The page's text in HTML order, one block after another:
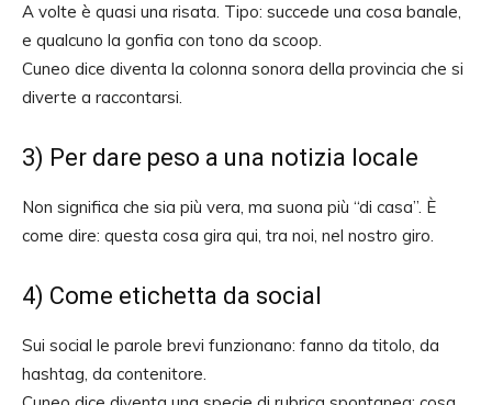
A volte è quasi una risata. Tipo: succede una cosa banale,
e qualcuno la gonfia con tono da scoop.
Cuneo dice diventa la colonna sonora della provincia che si
diverte a raccontarsi.
3) Per dare peso a una notizia locale
Non significa che sia più vera, ma suona più “di casa”. È
come dire: questa cosa gira qui, tra noi, nel nostro giro.
4) Come etichetta da social
Sui social le parole brevi funzionano: fanno da titolo, da
hashtag, da contenitore.